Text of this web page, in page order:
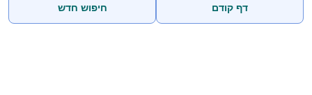
דף קודם חיפוש חדש